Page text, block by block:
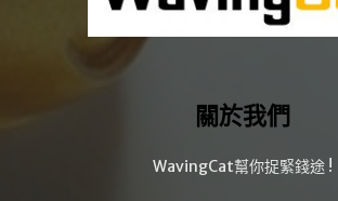
關於我們
WavingCat幫你捉緊錢途 !